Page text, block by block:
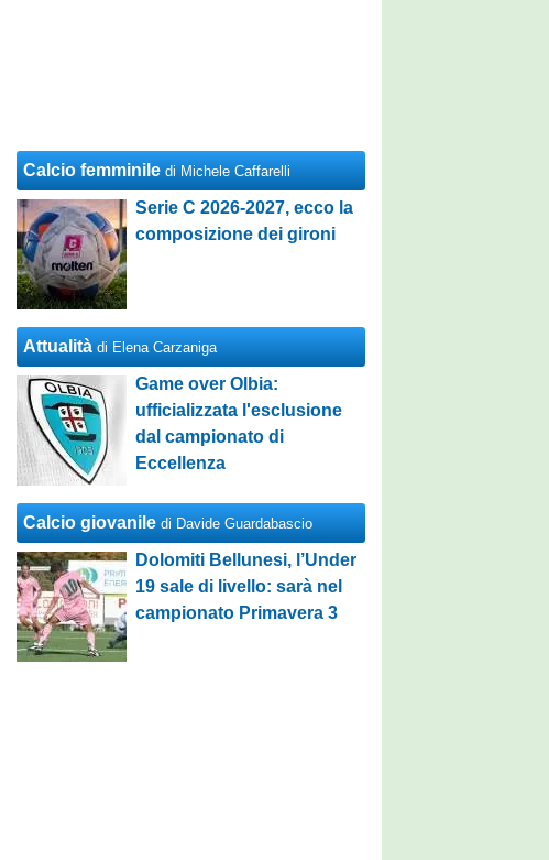
Calcio femminile di Michele Caffarelli
Serie C 2026-2027, ecco la
composizione dei gironi
Attualità di Elena Carzaniga
Game over Olbia:
ufficializzata l'esclusione
dal campionato di
Eccellenza
Calcio giovanile di Davide Guardabascio
Dolomiti Bellunesi, l’Under
19 sale di livello: sarà nel
campionato Primavera 3